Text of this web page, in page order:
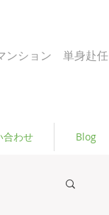
ション 単身赴任
合わせ Blog